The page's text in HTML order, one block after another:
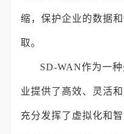
缩，保护企业的数据
取。
SD-WAN作为一
业提供了高效、灵活
充分发挥了虚拟化和